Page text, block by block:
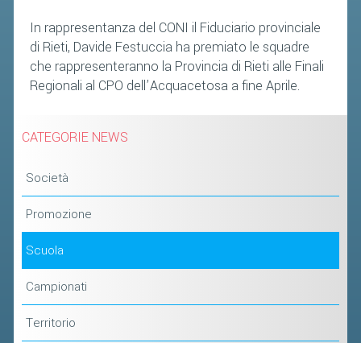
In rappresentanza del CONI il Fiduciario provinciale
di Rieti, Davide Festuccia ha premiato le squadre
che rappresenteranno la Provincia di Rieti alle Finali
Regionali al CPO dell’Acquacetosa a fine Aprile.
CATEGORIE NEWS
Società
Promozione
Scuola
Campionati
Territorio